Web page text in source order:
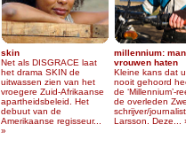
skin
Net als DISGRACE laat
het drama SKIN de
uitwassen zien van het
vroegere Zuid-Afrikaanse
apartheidsbeleid. Het
debuut van de
Amerikaanse regisseur...
»
millennium:
vrouwen haten
Kleine kans dat
nooit gehoord
de ‘Millennium’-
de overleden
schrijver/
Larsson. Deze...